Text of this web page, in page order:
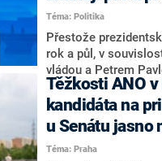
práva Taťány Malé
adresu vlády prý
vrátila k volební
hnutí Naše Česko
Téma: Politika
Přestože
rok a půl, v
vládou a Petrem
tom, koho by do
koalice. Někteří
jméno premiéra
pravděpodobné, že
bude znovu
Těžkosti ANO
kandidáta na
u Senátu jasno
Téma: Praha